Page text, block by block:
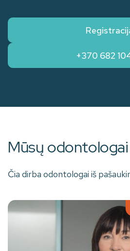
+370 682
Mūsų odontologai
Čia dirba odontologai iš